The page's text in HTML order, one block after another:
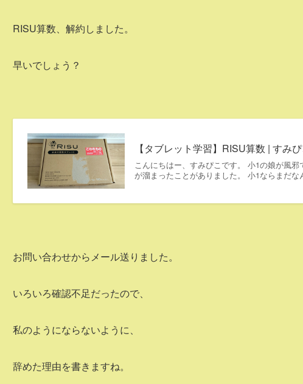
RISU算数、解約しました。
早いでしょう？
【タブレット学習】RISU算数 | すみ
こんにちはー、すみぴこです。 小1の娘が風
が溜まったことがありました。 小1ならまだ
お問い合わせからメール送りました。
いろいろ確認不足だったので、
私のようにならないように、
辞めた理由を書きますね。